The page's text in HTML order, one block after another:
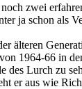
zwei
ja schon als
älteren
1964-66 in
des Lurch zu
er aus wie